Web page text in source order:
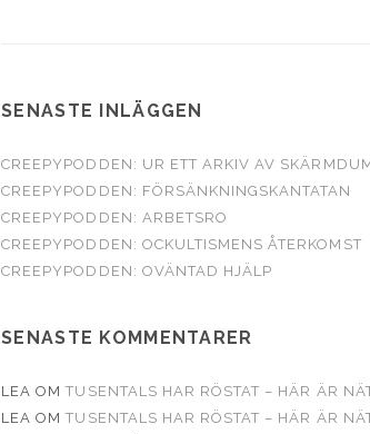
SENASTE INLÄGGEN
CREEPYPODDEN: UR ETT ARKIV AV
CREEPYPODDEN: FÖRSÄNKNINGSKANTATAN
CREEPYPODDEN: ARBETSRO
CREEPYPODDEN: OCKULTISMENS ÅTERKOMST
CREEPYPODDEN: OVÄNTAD HJÄLP
SENASTE KOMMENTARER
LEA OMTUSENTALS HAR RÖSTAT – HÄR ÄR
LEA OMTUSENTALS HAR RÖSTAT – HÄR ÄR